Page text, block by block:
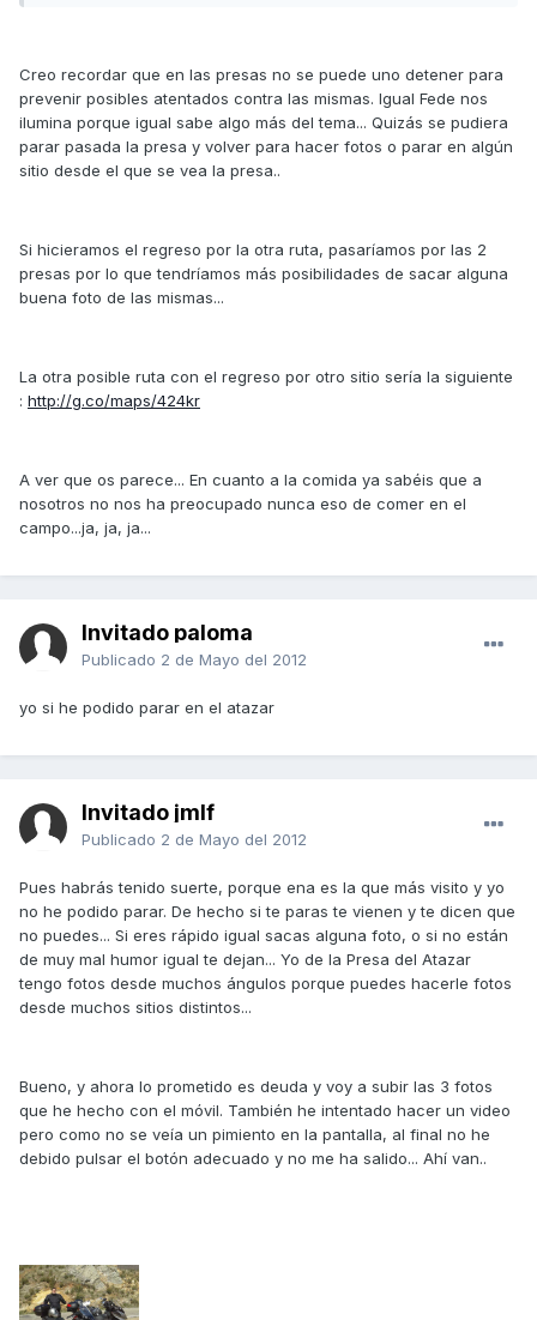
Creo recordar que en las presas no se puede uno detener para
prevenir posibles atentados contra las mismas. Igual Fede nos
ilumina porque igual sabe algo más del tema... Quizás se pudiera
parar pasada la presa y volver para hacer fotos o parar en algún
sitio desde el que se vea la presa..
Si hicieramos el regreso por la otra ruta, pasaríamos por las 2
presas por lo que tendríamos más posibilidades de sacar alguna
buena foto de las mismas...
La otra posible ruta con el regreso por otro sitio sería la siguiente
: http://g.co/maps/424kr
A ver que os parece... En cuanto a la comida ya sabéis que a
nosotros no nos ha preocupado nunca eso de comer en el
campo...ja, ja, ja...
Invitado paloma
Publicado 2 de Mayo del 2012
yo si he podido parar en el atazar
Invitado jmlf
Publicado 2 de Mayo del 2012
Pues habrás tenido suerte, porque ena es la que más visito y yo
no he podido parar. De hecho si te paras te vienen y te dicen que
no puedes... Si eres rápido igual sacas alguna foto, o si no están
de muy mal humor igual te dejan... Yo de la Presa del Atazar
tengo fotos desde muchos ángulos porque puedes hacerle fotos
desde muchos sitios distintos...
Bueno, y ahora lo prometido es deuda y voy a subir las 3 fotos
que he hecho con el móvil. También he intentado hacer un video
pero como no se veía un pimiento en la pantalla, al final no he
debido pulsar el botón adecuado y no me ha salido... Ahí van..